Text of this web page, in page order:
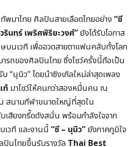
มาไทย ศิลปินสายเลือดไทยอย่าง “ซี
นทร์ เพริศพิริยะวงศ์”ยังได้รับโอกาส
บนเวที เพื่ออวดสายตาแฟนคลับทั้งโลก
ารถของศิลปินไทย ซึ่งโชว์ครั้งนี้ถือเป็น
“นุนิว” โดยนำซิงเกิลใหม่ล่าสุดเพลง
ท้ มาโชว์ให้คนกว่าสองหมื่นคน ณ
สนามกีฬาขนาดใหญ่ที่สุดใน
เสียงกรี๊ดดังสนั่น พร้อมกำลังใจจาก
วที และงานนี้ “ซี – นุนิว”ยังภาคภูมิใจ
นไทยขึ้นรับรางวัล Thai Best